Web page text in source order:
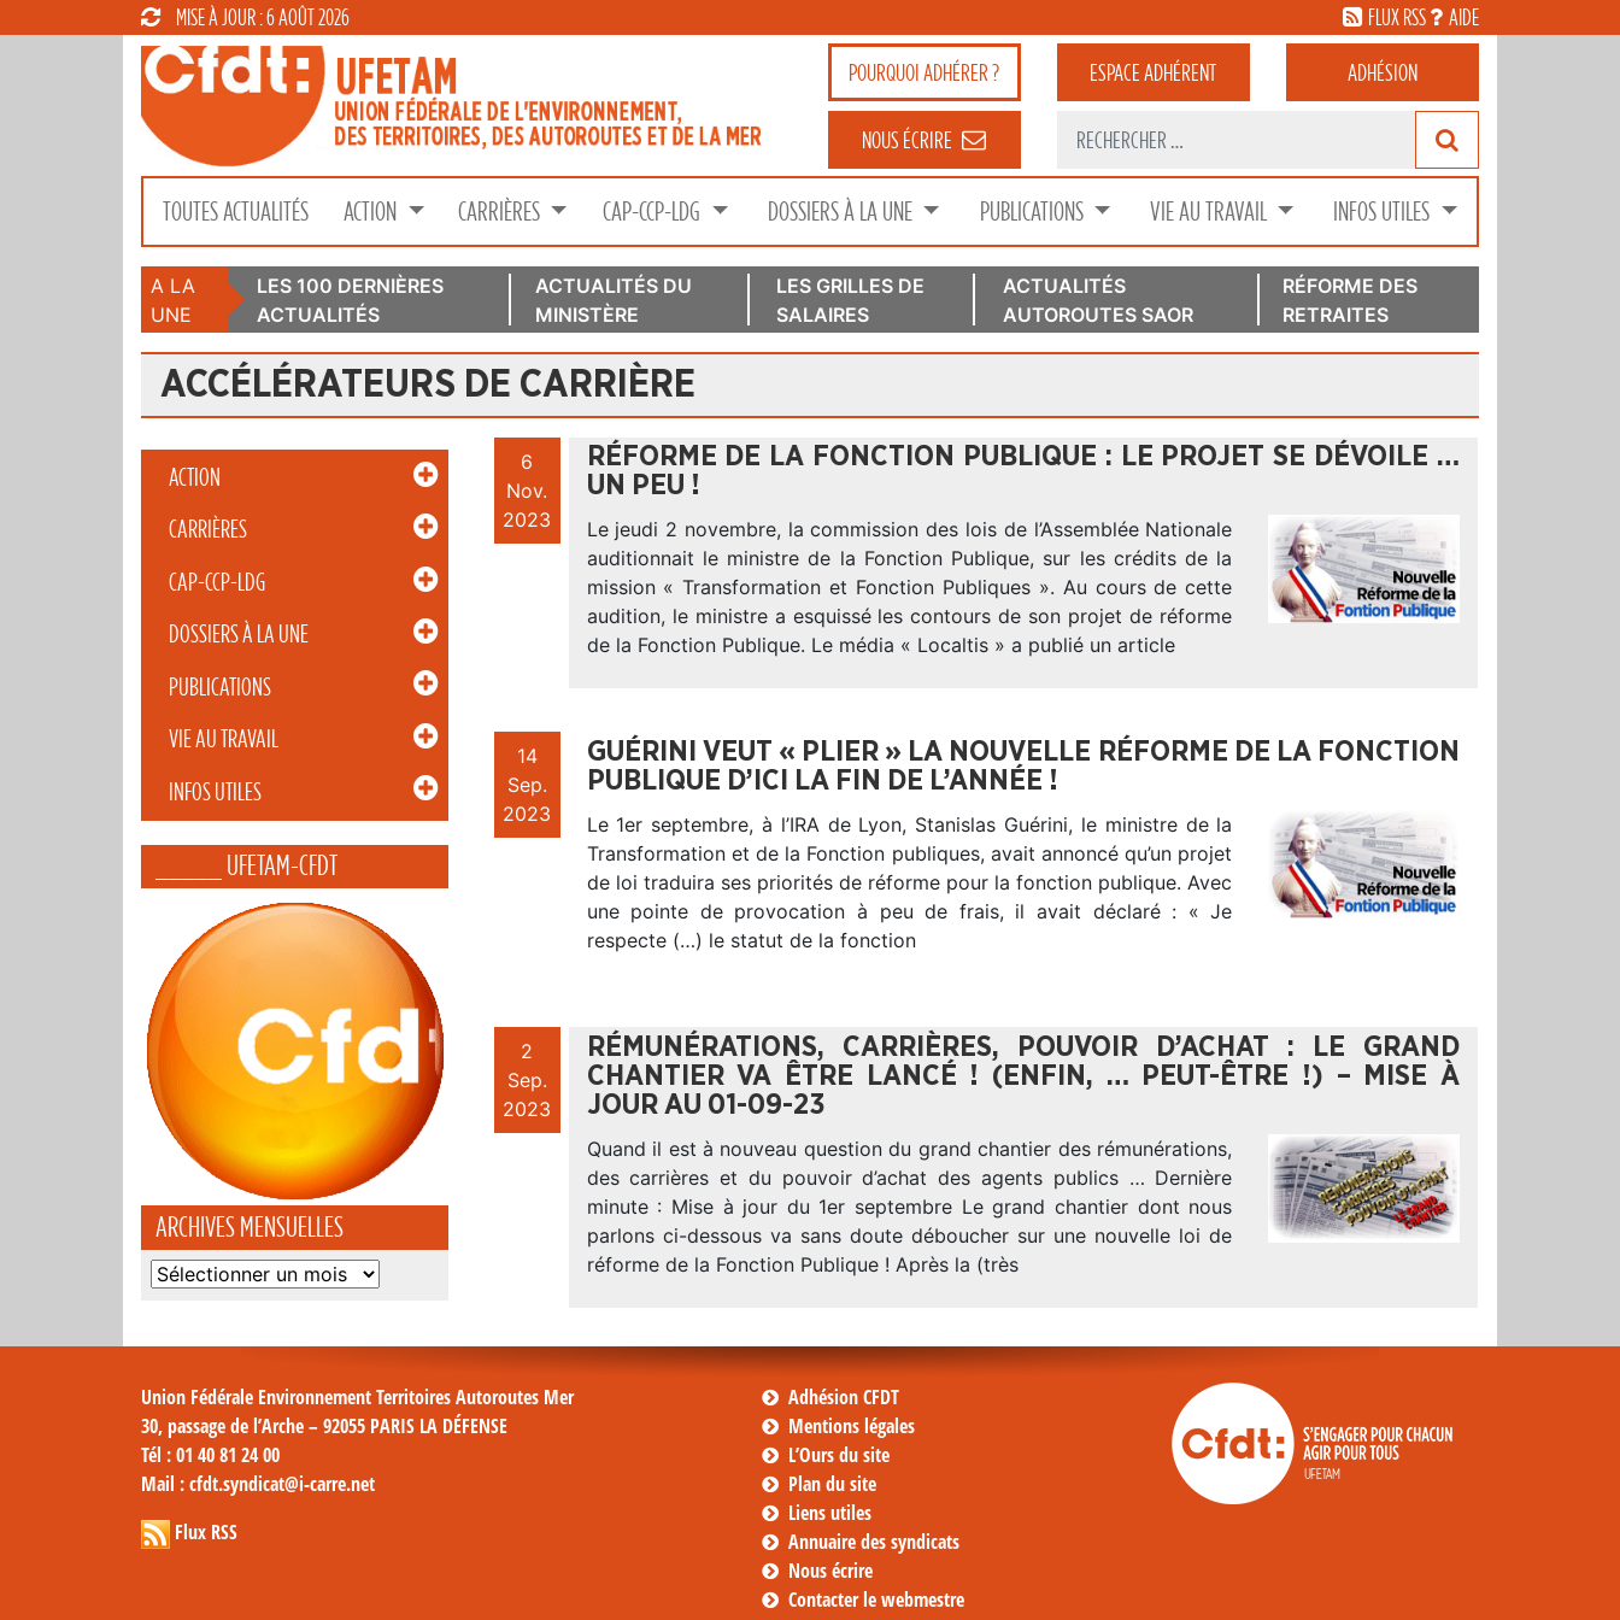
MISE À JOUR : 6 AOÛT 2026 FLUX RSS AIDE
POURQUOIADHÉRER ? ESPACEADHÉRENT ADHÉSION
NOUS ÉCRIRE
TOUTES ACTUALITÉS ACTION CARRIÈRES CAP-CCP-LDG DOSSIERS À LA UNE PUBLICATIONS VIE AU TRAVAIL INFOS UTILES
A LA
UNE
LES 100 DERNIÈRES
ACTUALITÉS
ACTUALITÉS DU
MINISTÈRE
LES GRILLES DE
SALAIRES
ACTUALITÉS
AUTOROUTES SAOR
RÉFORME DES
RETRAITES
ACCÉLÉRATEURS DE CARRIÈRE
ACTION
CARRIÈRES
CAP-CCP-LDG
DOSSIERS À LA UNE
PUBLICATIONS
VIE AU TRAVAIL
INFOS UTILES
_____ UFETAM-CFDT
ARCHIVES MENSUELLES
Archives
6
Nov.
2023
RÉFORME DE LA FONCTION PUBLIQUE : LE PROJET SE DÉVOILE …
UN PEU !
Le jeudi 2 novembre, la commission des lois de l’Assemblée Nationale
auditionnait le ministre de la Fonction Publique, sur les crédits de la
mission « Transformation et Fonction Publiques ». Au cours de cette
audition, le ministre a esquissé les contours de son projet de réforme
de la Fonction Publique. Le média « Localtis » a publié un article
14
Sep.
2023
GUÉRINI VEUT « PLIER » LA NOUVELLE RÉFORME DE LA FONCTION
PUBLIQUE D’ICI LA FIN DE L’ANNÉE !
Le 1er septembre, à l’IRA de Lyon, Stanislas Guérini, le ministre de la
Transformation et de la Fonction publiques, avait annoncé qu’un projet
de loi traduira ses priorités de réforme pour la fonction publique. Avec
une pointe de provocation à peu de frais, il avait déclaré : « Je
respecte (…) le statut de la fonction
2
Sep.
2023
RÉMUNÉRATIONS, CARRIÈRES, POUVOIR D’ACHAT : LE GRAND
CHANTIER VA ÊTRE LANCÉ ! (ENFIN, … PEUT-ÊTRE !) – MISE À
JOUR AU 01-09-23
Quand il est à nouveau question du grand chantier des rémunérations,
des carrières et du pouvoir d’achat des agents publics … Dernière
minute : Mise à jour du 1er septembre Le grand chantier dont nous
parlons ci-dessous va sans doute déboucher sur une nouvelle loi de
réforme de la Fonction Publique ! Après la (très
Union Fédérale Environnement Territoires Autoroutes Mer
30, passage de l’Arche – 92055 PARIS LA DÉFENSE
Tél : 01 40 81 24 00
Mail : cfdt.syndicat@i-carre.net
Flux RSS
Adhésion CFDT
Mentions légales
L’Ours du site
Plan du site
Liens utiles
Annuaire des syndicats
Nous écrire
Contacter le webmestre